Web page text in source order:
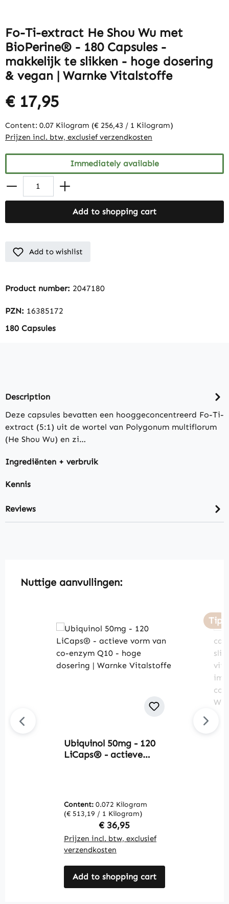
Fo-Ti-extract He Shou Wu met
BioPerine® - 180 Capsules -
makkelijk te slikken - hoge dosering
& vegan | Warnke Vitalstoffe
€ 17,95
Content: 0.07 Kilogram (€ 256,43 / 1 Kilogram)
Prijzen incl. btw, exclusief verzendkosten
Immediately available
Add to shopping cart
Add to wishlist
Product number: 2047180
PZN: 16385172
180 Capsules
Description
Deze capsules bevatten een hooggeconcentreerd Fo-Ti-
extract (5:1) uit de wortel van Polygonum multiflorum
(He Shou Wu) en zi…
Ingrediënten + verbruik
Kennis
Reviews
Skip product gallery
Nuttige aanvullingen:
Ubiquinol 50mg - 120
LiCaps® - actieve
Content: 0.072 Kilogram
(€ 513,19 / 1 Kilogram)
Regular price:
€ 36,95
Prijzen incl. btw, exclusief
verzendkosten
Add to shopping cart
Tip